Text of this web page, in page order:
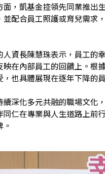
，凱基金控領先同業推出
配合員工照護或育兒需求
資長陳慧珠表示，員工的
在內部員工的回饋上。根
也具體展現在逐年下降的
深化多元共融的職場文化
仁在專業與人生道路上前